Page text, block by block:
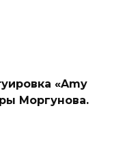
«Amy
Моргунова.